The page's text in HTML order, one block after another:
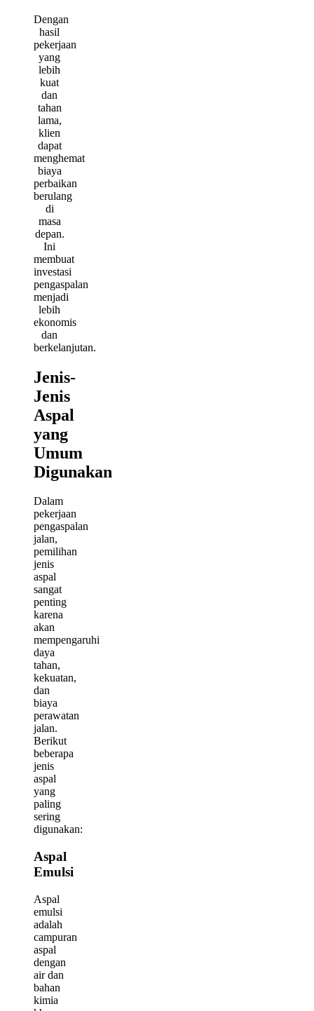
Dengan
hasil
pekerjaan
yang
lebih
kuat
dan
tahan
lama,
klien
dapat
menghemat
biaya
perbaikan
berulang
di
masa
depan.
Ini
membuat
investasi
pengaspalan
menjadi
lebih
ekonomis
dan
berkelanjutan.
Jenis-
Jenis
Aspal
yang
Umum
Digunakan
Dalam
pekerjaan
pengaspalan
jalan,
pemilihan
jenis
aspal
sangat
penting
karena
akan
mempengaruhi
daya
tahan,
kekuatan,
dan
biaya
perawatan
jalan.
Berikut
beberapa
jenis
aspal
yang
paling
sering
digunakan:
Aspal
Emulsi
Aspal
emulsi
adalah
campuran
aspal
dengan
air dan
bahan
kimia